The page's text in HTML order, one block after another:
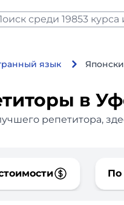
язык
в
репетитора,
По